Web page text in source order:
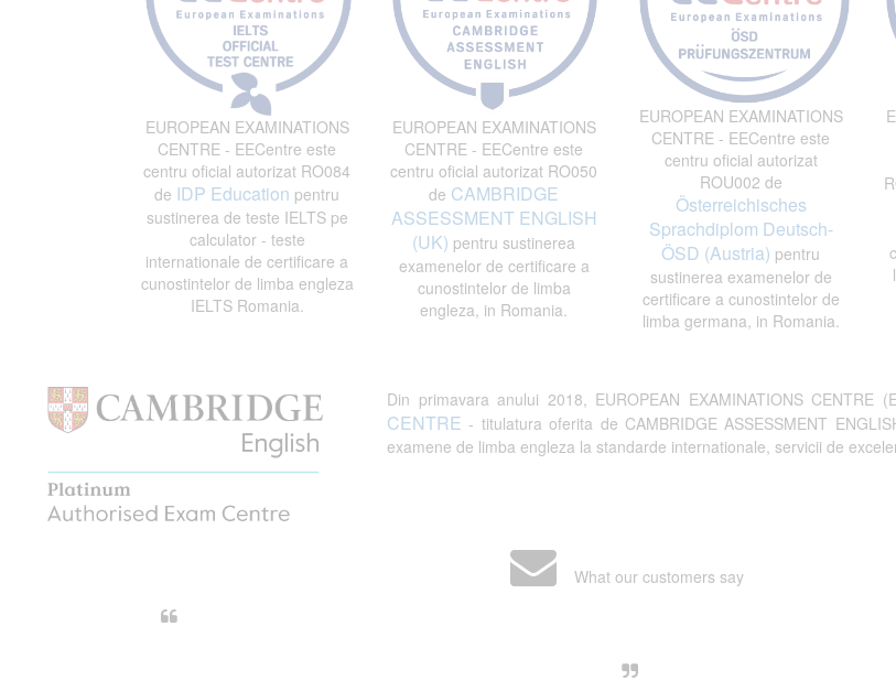
EUROPEAN EXAMINATIONS
CENTRE - EECentre este
centru oficial autorizat RO084
de IDP Education pentru
sustinerea de teste IELTS pe
calculator - teste
internationale de certificare a
cunostintelor de limba engleza
IELTS Romania.
EUROPEAN EXAMINATIONS
CENTRE - EECentre este
centru oficial autorizat RO050
de CAMBRIDGE
ASSESSMENT ENGLISH
(UK) pentru sustinerea
examenelor de certificare a
cunostintelor de limba
engleza, in Romania.
EUROPEAN EXAMINATIONS
CENTRE - EECentre este
centru oficial autorizat
ROU002 de
Österreichisches
Sprachdiplom Deutsch-
ÖSD (Austria) pentru
sustinerea examenelor de
certificare a cunostintelor de
limba germana, in Romania.
Din primavara anului 2018, EUROPEAN EXAMINATIONS CENTRE
CENTRE - titulatura oferita de CAMBRIDGE ASSESSMENT
examene de limba engleza la standarde internationale, servicii de
What our customers say
cu nerabdare urmatoarea sesiune de examinare.